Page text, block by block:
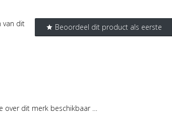
star Beoordeel dit product als eerste
van dit
over dit merk beschikbaar …